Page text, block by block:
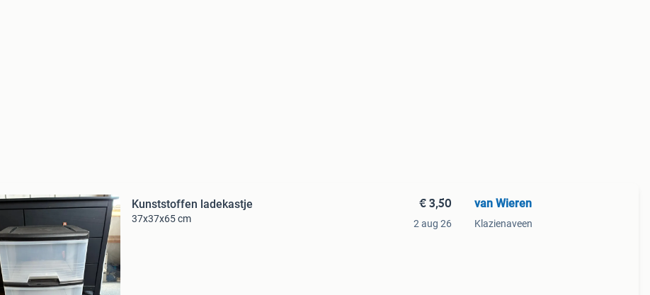
Kunststoffen ladekastje
37x37x65 cm
€ 3,50
2 aug 26
van Wieren
Klazienaveen